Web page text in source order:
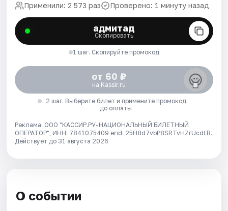
Применили: 2 573 раз Проверено: 1 минуту назад
адмитад
Скопировать
1 шаг. Скопируйте промокод
от 60 ₽
на Kassir.ru
2 шаг. Выберите билет и примените промокод
до оплаты
Реклама. ООО "КАССИР.РУ-НАЦИОНАЛЬНЫЙ БИЛЕТНЫЙ
ОПЕРАТОР", ИНН: 7841075409 erid: 25H8d7vbP8SRTvHZrUcdLB.
Действует до 31 августа 2026
О событии